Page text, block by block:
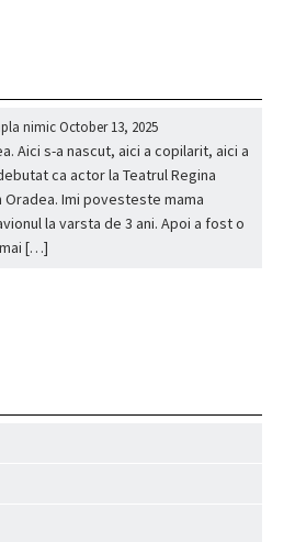
nimicOctober 13, 2025
Aici s-a nascut, aici a copilarit, aici a
ca actor la Teatrul Regina
Oradea. Imi povesteste mama
la varsta de 3 ani. Apoi a fost o
[…]